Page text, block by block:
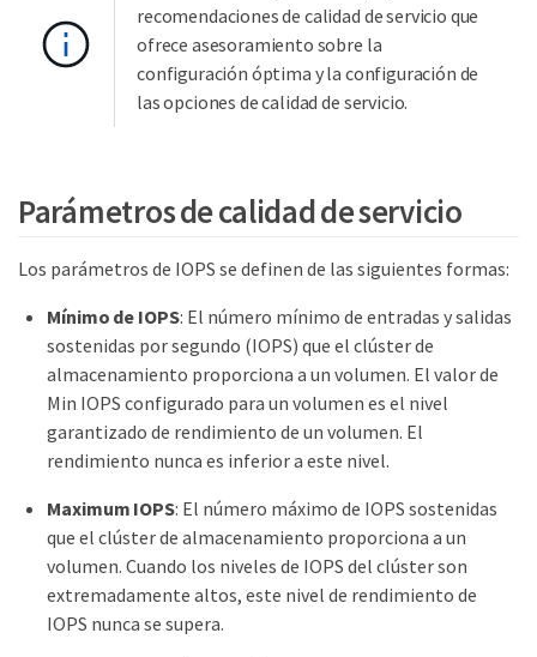
recomendaciones de calidad de servicio que
ofrece asesoramiento sobre la
configuración óptima y la configuración de
las opciones de calidad de servicio.
Parámetros de calidad de servicio
Los parámetros de IOPS se definen de las siguientes formas:
Mínimo de IOPS: El número mínimo de entradas y salidas
sostenidas por segundo (IOPS) que el clúster de
almacenamiento proporciona a un volumen. El valor de
Min IOPS configurado para un volumen es el nivel
garantizado de rendimiento de un volumen. El
rendimiento nunca es inferior a este nivel.
Maximum IOPS: El número máximo de IOPS sostenidas
que el clúster de almacenamiento proporciona a un
volumen. Cuando los niveles de IOPS del clúster son
extremadamente altos, este nivel de rendimiento de
IOPS nunca se supera.